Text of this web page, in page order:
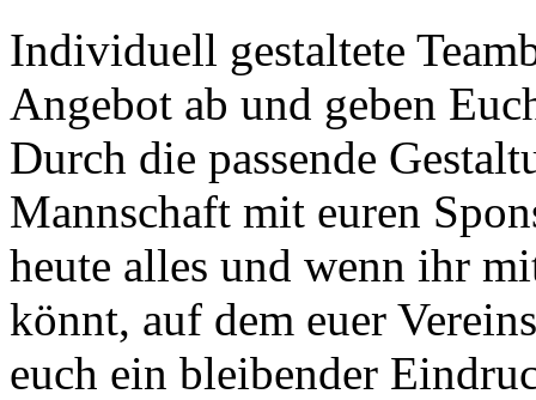
Individuell gestaltete
Angebot ab und geben
Durch die passende
Mannschaft mit euren
heute alles und wenn ihr
könnt, auf dem euer
euch ein bleibender